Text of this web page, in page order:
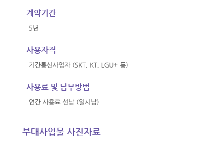
계약기간
5년
사용자격
기간통신사업자 (SKT, KT, LGU+ 등)
사용료 및 납부방법
연간 사용료 선납 (일시납)
부대사업물 사진자료